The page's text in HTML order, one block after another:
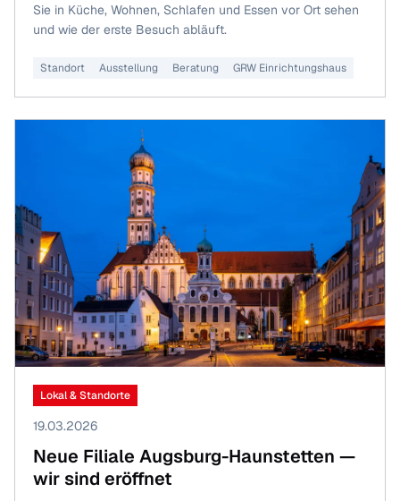
Sie in Küche, Wohnen, Schlafen und Essen vor Ort sehen
und wie der erste Besuch abläuft.
Standort Ausstellung Beratung GRW Einrichtungshaus
Lokal & Standorte
19.03.2026
Neue Filiale Augsburg-Haunstetten —
wir sind eröffnet